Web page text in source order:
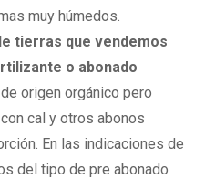
muy húmedos.
tierras que vendemos
o abonado
origen orgánico pero
cal y otros abonos
En las indicaciones de
del tipo de pre abonado